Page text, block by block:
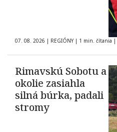
07. 08. 2026 | REGIÓNY | 1 min. čítania |
Rimavskú Sobotu a
okolie zasiahla
silná búrka, padali
stromy